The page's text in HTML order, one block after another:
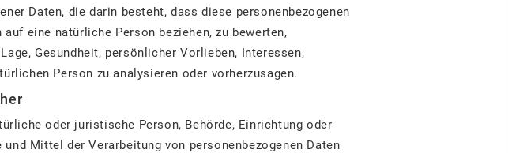
Daten, die darin besteht, dass diese personenbezogenen
eine natürliche Person beziehen, zu bewerten,
Gesundheit, persönlicher Vorlieben, Interessen,
Person zu analysieren oder vorherzusagen.
oder juristische Person, Behörde, Einrichtung oder
Mittel der Verarbeitung von personenbezogenen Daten